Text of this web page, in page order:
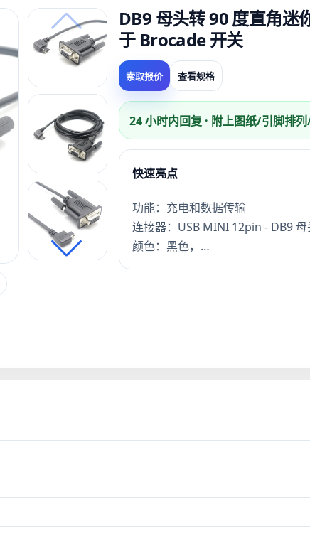
DB9 母头转 90 度直角迷
于 Brocade 开关
索取报价 查看规格
24 小时内回复 · 附上图纸/引脚排
快速亮点
功能：充电和数据传输
连接器：USB MINI 12pin - DB9 母
颜色：黑色，
描述：定制 RS232 DB9 母头转